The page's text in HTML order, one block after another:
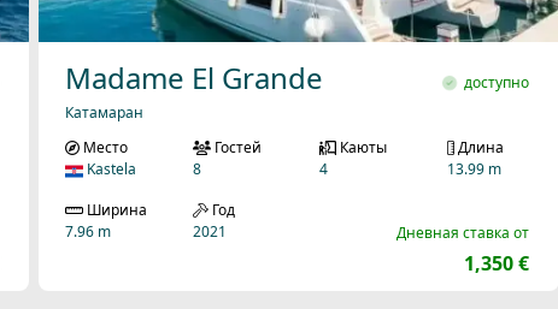
Madame El Grande
Катамаран
доступно
Дневная ставка от
1,350 €
Место
Kastela
Гостей
8
Каюты
4
Длина
13.99 m
Ширина
7.96 m
Год
2021